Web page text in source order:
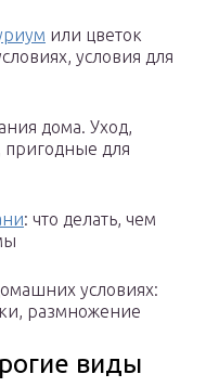
или цветок
условия для
дома. Уход,
пригодные для
: что делать, чем
условиях:
размножение
виды